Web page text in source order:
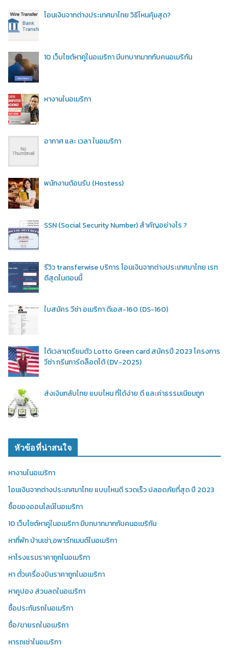
โอนเงินจากต่างประเทศมาไทย วิธีไหนคุ้มสุด?
10 เว็บไซต์หาคู่ในอเมริกา มีบทบาทมากกับคนอเมริกัน
หางานในอเมริกา
อากาศ และ เวลา ในอเมริกา
พนักงานต้อนรับ (Hostess)
SSN (Social Security Number) สำคัญอย่างไร ?
รีวิว transferwise บริการ โอนเงินจากต่างประเทศมาไทย เรท
ดีสุดในตอนนี้
ใบสมัคร วีซ่า อเมริกา ดีเอส-160 (DS-160)
ได้เวลาเตรียมตัว Lotto Green card สมัครปี 2023 โครงการ
วีซ่า กรีนการ์ดล็อตโต้ (DV-2025)
ส่งเงินกลับไทย แบบไหน ที่ได้ง่าย ดี และค่าธรรมเนียมถูก
หัวข้อที่น่าสนใจ
หางานในอเมริกา
โอนเงินจากต่างประเทศมาไทย แบบไหนดี รวดเร็ว ปลอดภัยที่สุด ปี 2023
ซื้อของออนไลน์ในอเมริกา
10 เว็บไซต์หาคู่ในอเมริกา มีบทบาทมากกับคนอเมริกัน
หาที่พัก บ้านเช่า,อพาร์ทเมนต์ในอเมริกา
หาโรงแรมราคาถูกในอเมริกา
หา ตั๋วเครื่องบินราคาถูกในอเมริกา
หาคูปอง ส่วนลดในอเมริกา
ซื้อประกันรถในอเมริกา
ซื้อ/ขายรถในอเมริกา
หารถเช่าในอเมริกา